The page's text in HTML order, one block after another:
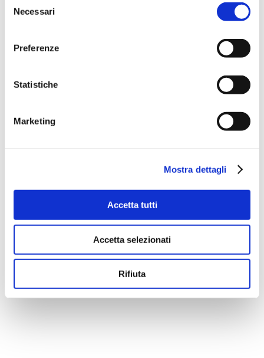
delNecessari
Preferenze
Statistiche
Marketing
Mostra dettagli
Accetta tutti
Accetta selezionati
Rifiuta